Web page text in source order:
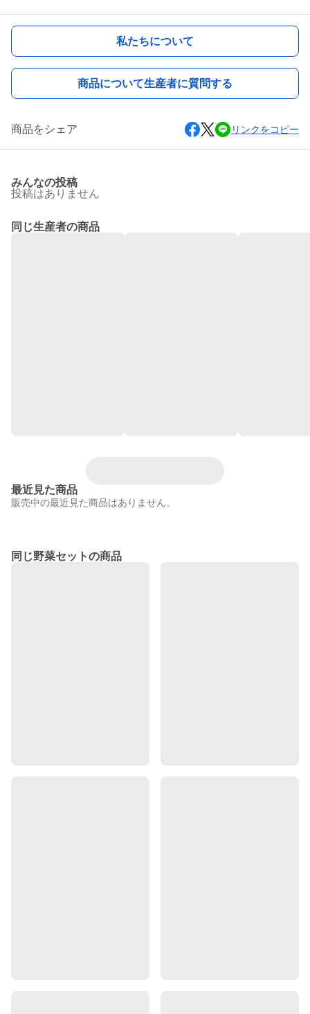
私たちについて
商品について生産者に質問する
商品をシェア リンクをコピー
みんなの投稿
投稿はありません
同じ生産者の商品
最近見た商品
販売中の最近見た商品はありません。
同じ野菜セットの商品